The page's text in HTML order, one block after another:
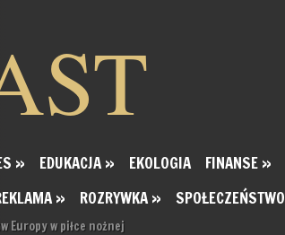
» EDUKACJA » EKOLOGIA FINANSE »
» ROZRYWKA » SPOŁECZEŃSTWO
Europy w piłce nożnej